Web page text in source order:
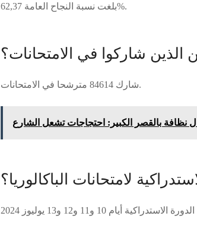
بلغت نسبة النجاح العامة 62,37%.
شاركوا في الامتحانات؟
شارك 84614 مترشحا في الامتحانات.
لامتحانات الباكالوريا؟